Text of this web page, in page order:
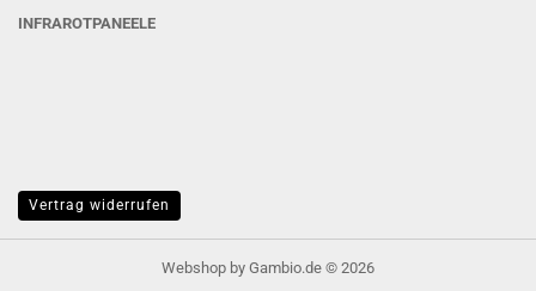
INFRAROTPANEELE
Vertrag widerrufen
Webshop by Gambio.de © 2026